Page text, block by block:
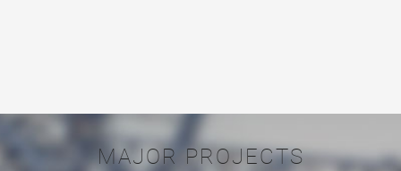
MAJOR PROJECTS